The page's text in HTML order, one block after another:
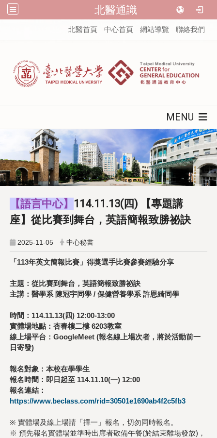
北醫通識
北醫首頁 中心首頁 網站導覽 聯絡我們
MENU
【語言中心】 114.11.13(四) 【專題講
座】從比賽到舞台，英語簡報致勝祕訣
2025-11-05 中心秘書
「113年英文簡報比賽」得獎選手比賽參賽經驗分享
主題：從比賽到舞台，英語簡報致勝祕訣
主講：醫學系 陳冠宇同學 / 保健營養學系 許恩綺同學
時間：114.11.13(四) 12:00-13:00
實體場地點：杏春樓二樓 6203教室
線上場平台：GoogleMeet (報名線上場次者，將於活動前一
日寄發)
報名對象：本校在學學生
報名時間：即日起至 114.11.10(一) 12:00
報名連結：
https://www.beclass.com/rid=30501e1690ab4f2c5fb3
※ 實體場及線上場請「擇一」報名，切勿同時報名。
※ 預先報名實體場並準時出席者敬備午餐(於結束離場發放)，